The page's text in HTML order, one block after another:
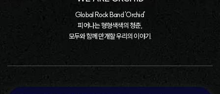
Global Rock Band 'Orchid'
피어나는 형형색색의 청춘,
모두와 함께 만개할 우리의 이야기.